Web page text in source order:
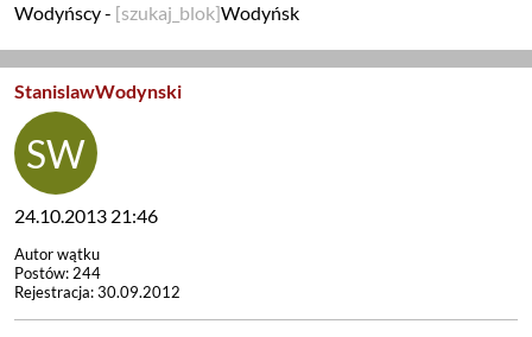
Wodyńscy - [szukaj_blok]Wodyńsk
StanislawWodynski
24.10.2013 21:46
Autor wątku
Postów: 244
Rejestracja: 30.09.2012